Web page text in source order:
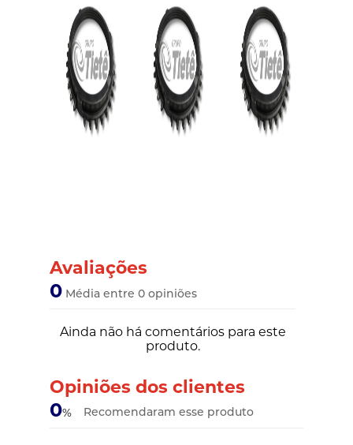
Avaliações
0 Média entre 0 opiniões
Ainda não há comentários para este
produto.
Opiniões dos clientes
0% Recomendaram esse produto